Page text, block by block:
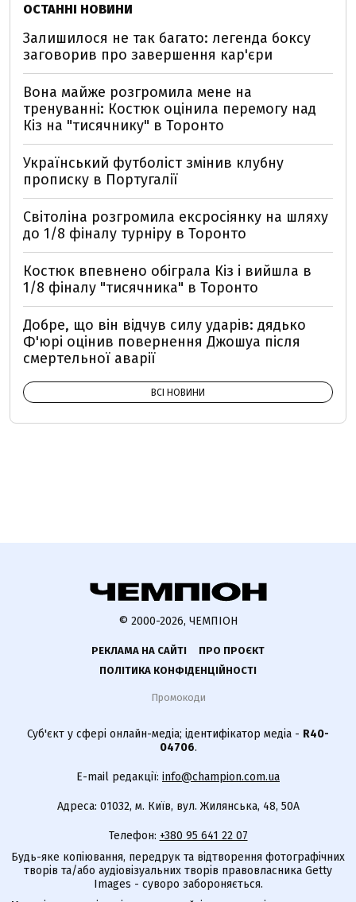
ОСТАННІ НОВИНИ
Залишилося не так багато: легенда боксу
заговорив про завершення кар'єри
Вона майже розгромила мене на
тренуванні: Костюк оцінила перемогу над
Кіз на "тисячнику" в Торонто
Український футболіст змінив клубну
прописку в Португалії
Світоліна розгромила ексросіянку на шляху
до 1/8 фіналу турніру в Торонто
Костюк впевнено обіграла Кіз і вийшла в
1/8 фіналу "тисячника" в Торонто
Добре, що він відчув силу ударів: дядько
Ф'юрі оцінив повернення Джошуа після
смертельної аварії
ВСІ НОВИНИ
© 2000-2026, ЧЕМПІОН
РЕКЛАМА НА САЙТІ
ПРО ПРОЄКТ
ПОЛІТИКА КОНФІДЕНЦІЙНОСТІ
Промокоди
Суб'єкт у сфері онлайн-медіа; ідентифікатор медіа - R40-
04706.
E-mail редакції: info@champion.com.ua
Адреса: 01032, м. Київ, вул. Жилянська, 48, 50А
Телефон: +380 95 641 22 07
Будь-яке копіювання, передрук та відтворення фотографічних
творів та/або аудіовізуальних творів правовласника Getty
Images - суворо забороняється.